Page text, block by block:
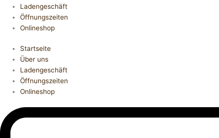
Ladengeschäft
Öffnungszeiten
Onlineshop
Startseite
Über uns
Ladengeschäft
Öffnungszeiten
Onlineshop